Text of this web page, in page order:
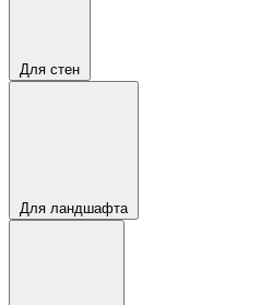
Для стен
Для ландшафта